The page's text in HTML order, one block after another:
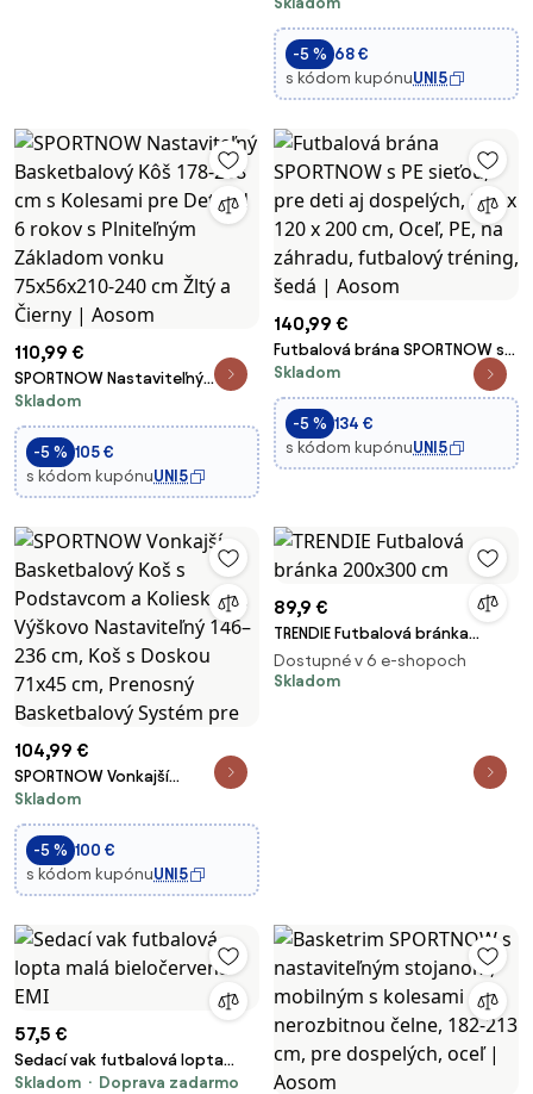
Gól s Centrálnym Cieľom a
Kovovým Rámom, Oxfordská
Tkanina, 186x62x123 cm, Biela |
Aosom
-5 % 68 €
s kódom kupónuUNI5
110,99 €
SPORTNOW Nastaviteľný
Basketbalový Kôš 178-208 cm s
Kolesami pre Deti od 6 rokov s
Plniteľným Základom vonku
75x56x210-240 cm Žltý a
Čierny | Aosom
Skladom
-5 % 105 €
s kódom kupónuUNI5
140,99 €
Futbalová brána SPORTNOW s
PE sieťou, pre deti aj dospelých,
300 x 120 x 200 cm, Oceľ, PE, na
záhradu, futbalový tréning,
šedá | Aosom
Skladom
-5 % 134 €
s kódom kupónuUNI5
104,99 €
SPORTNOW Vonkajší
Basketbalový Koš s
Podstavcom a Kolieskami,
Výškovo Nastaviteľný 146–236
cm, Koš s Doskou 71x45 cm,
Prenosný Basketbalový Systém
Skladom
-5 % 100 €
s kódom kupónuUNI5
89,9 €
TRENDIE Futbalová bránka
200x300 cm
Dostupné v 6 e-shopoch
Skladom
57,5 €
Sedací vak futbalová lopta
malá bieločervená EMI
Skladom Doprava zadarmo